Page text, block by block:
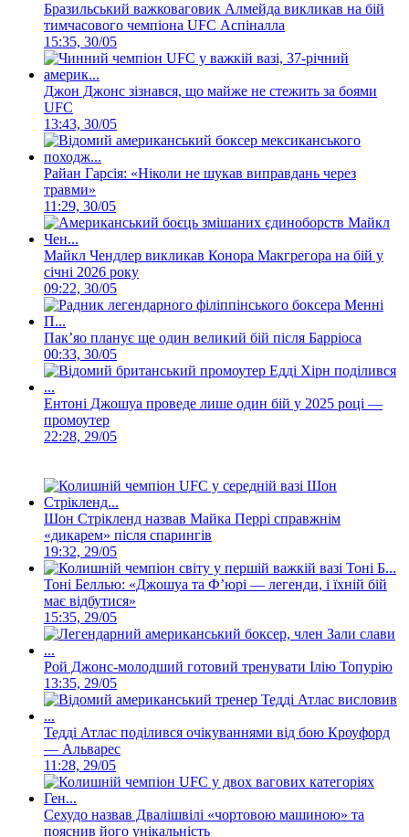
Бразильський важковаговик Алмейда викликав на бій
тимчасового чемпіона UFC Аспіналла
15:35, 30/05
Джон Джонс зізнався, що майже не стежить за боями
UFC
13:43, 30/05
Райан Гарсія: «Ніколи не шукав виправдань через
травми»
11:29, 30/05
Майкл Чендлер викликав Конора Макгрегора на бій у
січні 2026 року
09:22, 30/05
Пак’яо планує ще один великий бій після Барріоса
00:33, 30/05
Ентоні Джошуа проведе лише один бій у 2025 році —
промоутер
22:28, 29/05
Шон Стрікленд назвав Майка Перрі справжнім
«дикарем» після спарингів
19:32, 29/05
Тоні Беллью: «Джошуа та Ф’юрі — легенди, і їхній бій
має відбутися»
15:35, 29/05
Рой Джонс-молодший готовий тренувати Ілію Топурію
13:35, 29/05
Тедді Атлас поділився очікуваннями від бою Кроуфорд
— Альварес
11:28, 29/05
Сехудо назвав Двалішвілі «чортовою машиною» та
пояснив його унікальність